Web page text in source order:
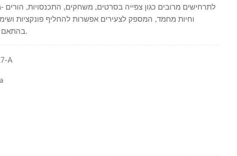
לתרחישים מרובים כגון צפייה בסרטים, משחקים, התכנסויות, הורים -
וחיות מחמד, המספק לצעירים אפשרות להחליף פונקציות
בהתאם לתרחישי השימוש.
A